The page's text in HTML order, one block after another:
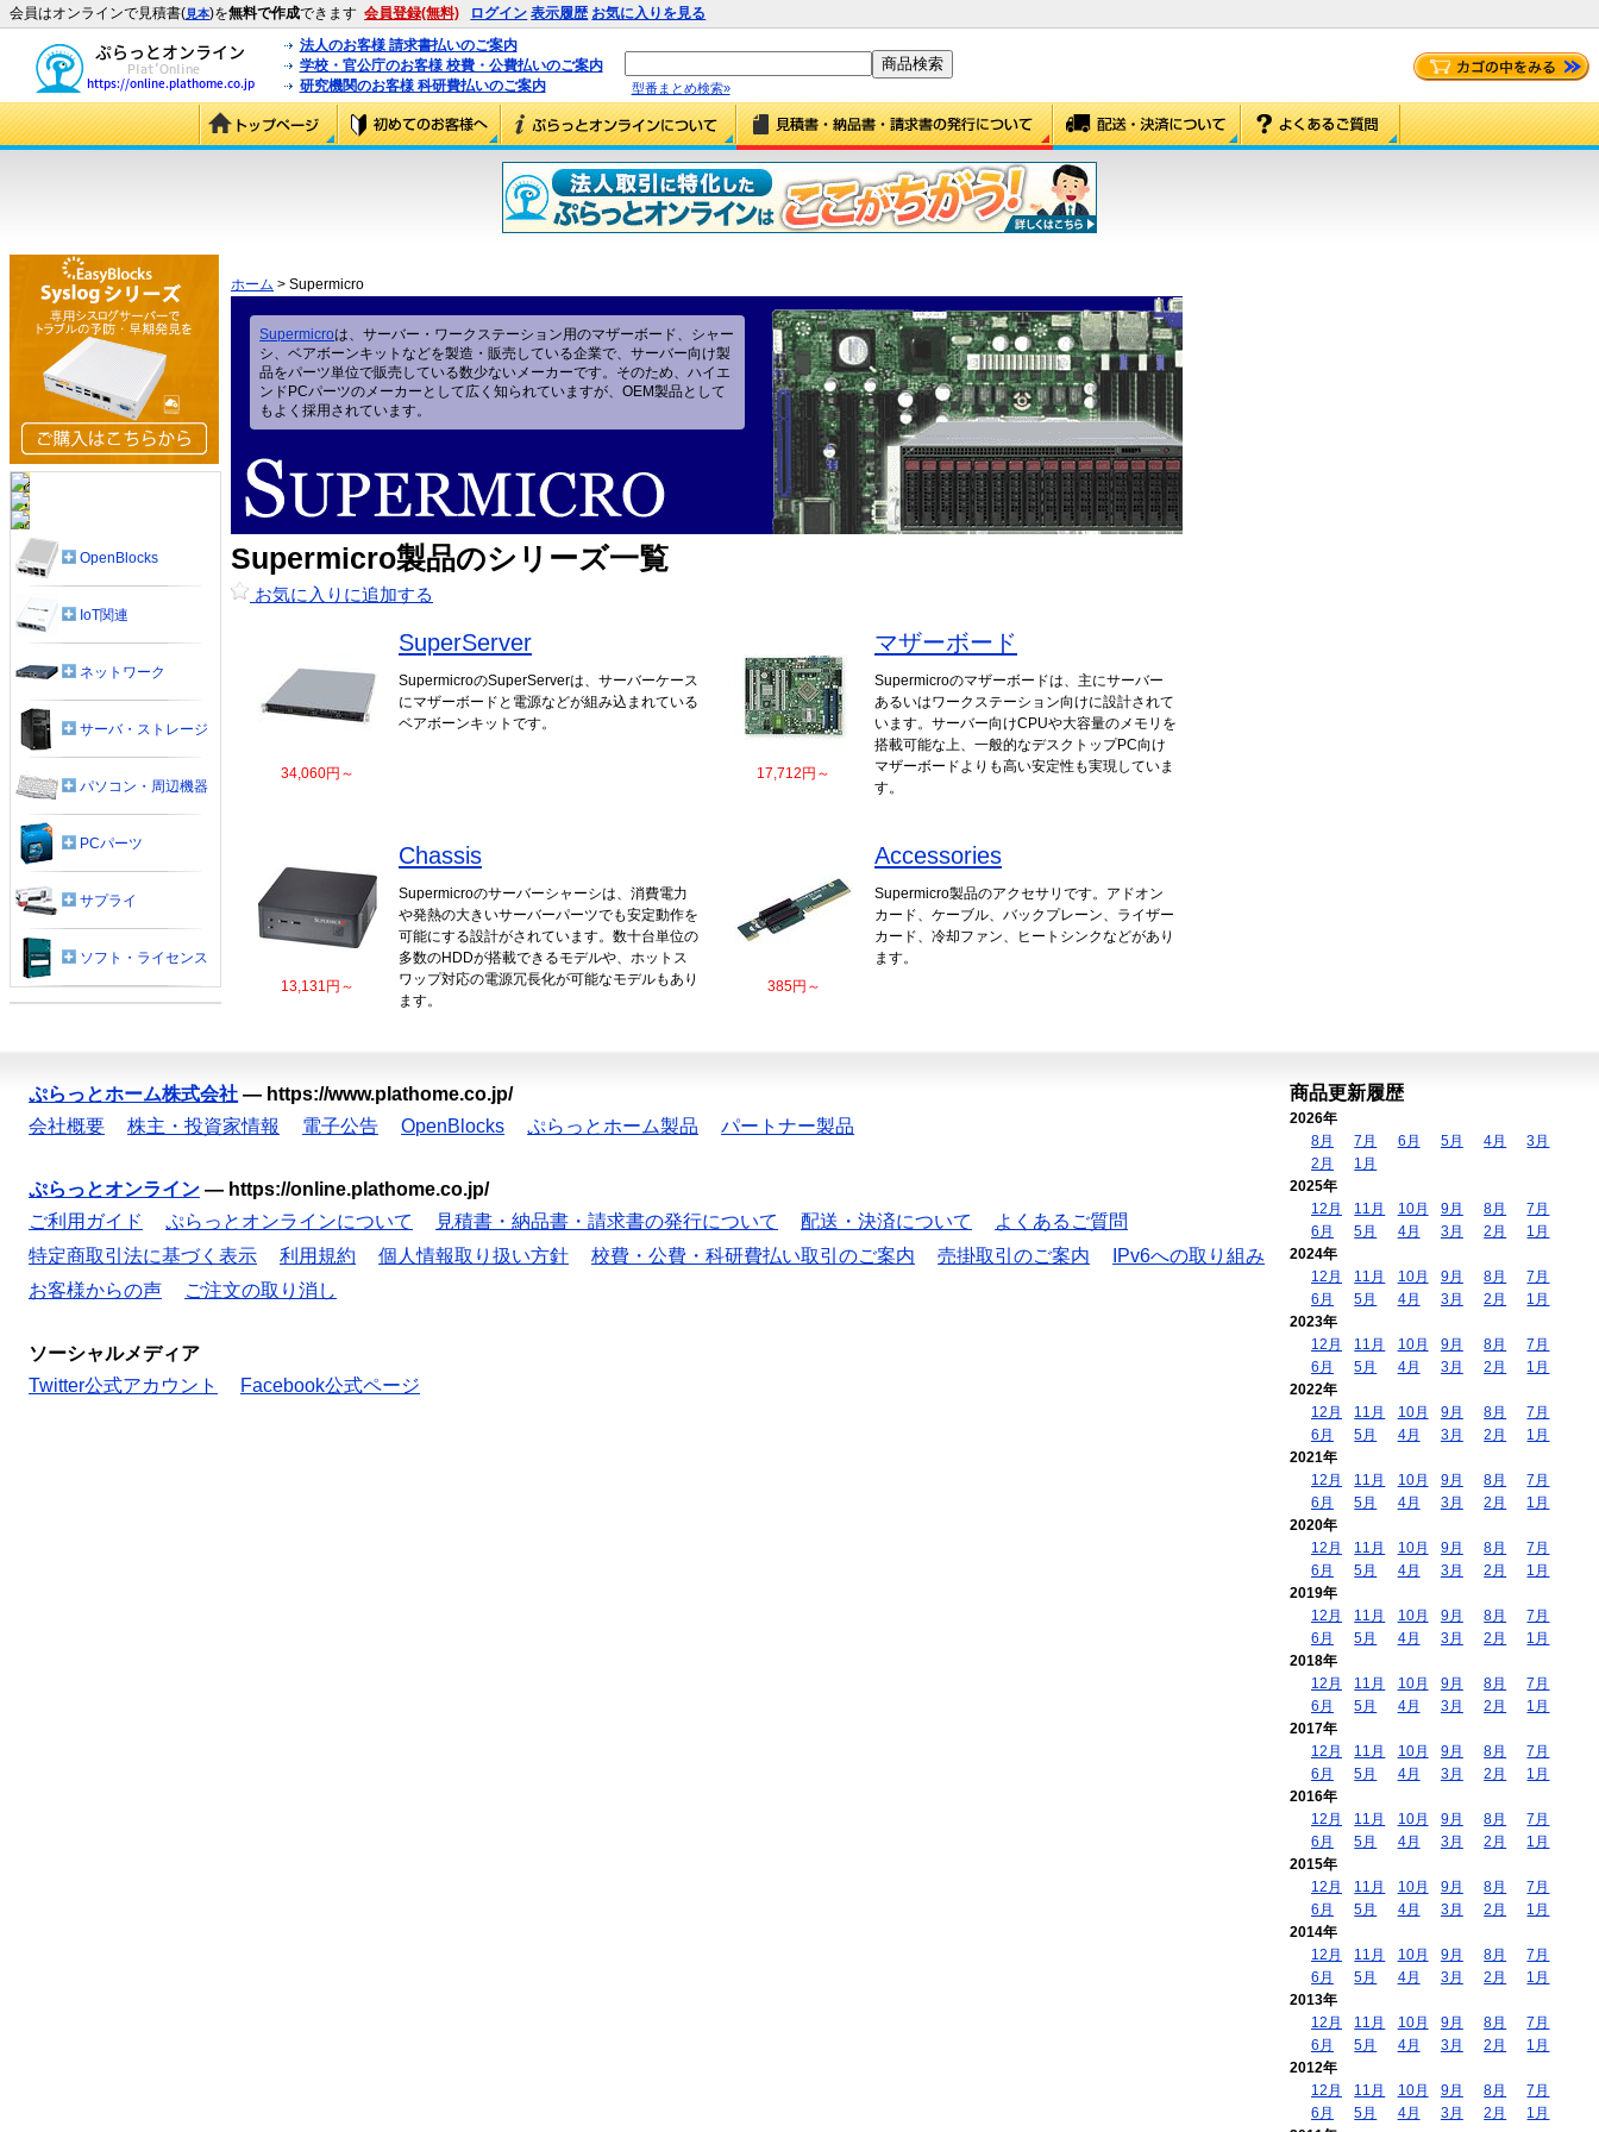
会員はオンラインで見積書(見本)を無料で作成できます 会員登録(無料) ログイン 表示履歴 お気に入りを見る
法人のお客様 請求書払いのご案内
学校・官公庁のお客様 校費・公費払いのご案内
研究機関のお客様 科研費払いのご案内
型番まとめ検索»
ホーム > Supermicro
Supermicroは、サーバー・ワークステーション用のマザーボード、シャー
シ、ベアボーンキットなどを製造・販売している企業で、サーバー向け製
品をパーツ単位で販売している数少ないメーカーです。そのため、ハイエ
ンドPCパーツのメーカーとして広く知られていますが、OEM製品として
もよく採用されています。
Supermicro製品のシリーズ一覧
お気に入りに追加する
34,060円～
SuperServer
SupermicroのSuperServerは、サーバーケース
にマザーボードと電源などが組み込まれている
ベアボーンキットです。
17,712円～
マザーボード
Supermicroのマザーボードは、主にサーバー
あるいはワークステーション向けに設計されて
います。サーバー向けCPUや大容量のメモリを
搭載可能な上、一般的なデスクトップPC向け
マザーボードよりも高い安定性も実現していま
す。
13,131円～
Chassis
Supermicroのサーバーシャーシは、消費電力
や発熱の大きいサーバーパーツでも安定動作を
可能にする設計がされています。数十台単位の
多数のHDDが搭載できるモデルや、ホットス
ワップ対応の電源冗長化が可能なモデルもあり
ます。
385円～
Accessories
Supermicro製品のアクセサリです。アドオン
カード、ケーブル、バックプレーン、ライザー
カード、冷却ファン、ヒートシンクなどがあり
ます。
OpenBlocks
IoT関連
ネットワーク
サーバ・ストレージ
パソコン・周辺機器
PCパーツ
サプライ
ソフト・ライセンス
ぷらっとホーム株式会社 — https://www.plathome.co.jp/
会社概要
株主・投資家情報 電子公告 OpenBlocks ぷらっとホーム製品 パートナー製品
ぷらっとオンライン — https://online.plathome.co.jp/
ご利用ガイド
ぷらっとオンラインについて 見積書・納品書・請求書の発行について 配送・決済について
よくあるご質問
特定商取引法に基づく表示
利用規約 個人情報取り扱い方針 校費・公費・科研費払い取引のご案内 売掛取引のご案内
IPv6への取り組み
お客様からの声
ご注文の取り消し
ソーシャルメディア
Twitter公式アカウント
Facebook公式ページ
商品更新履歴
2026年
8月
7月 6月 5月 4月
3月
2月
1月
2025年
12月
11月 10月 9月 8月
7月
6月
5月 4月 3月 2月
1月
2024年
12月
11月 10月 9月 8月
7月
6月
5月 4月 3月 2月
1月
2023年
12月
11月 10月 9月 8月
7月
6月
5月 4月 3月 2月
1月
2022年
12月
11月 10月 9月 8月
7月
6月
5月 4月 3月 2月
1月
2021年
12月
11月 10月 9月 8月
7月
6月
5月 4月 3月 2月
1月
2020年
12月
11月 10月 9月 8月
7月
6月
5月 4月 3月 2月
1月
2019年
12月
11月 10月 9月 8月
7月
6月
5月 4月 3月 2月
1月
2018年
12月
11月 10月 9月 8月
7月
6月
5月 4月 3月 2月
1月
2017年
12月
11月 10月 9月 8月
7月
6月
5月 4月 3月 2月
1月
2016年
12月
11月 10月 9月 8月
7月
6月
5月 4月 3月 2月
1月
2015年
12月
11月 10月 9月 8月
7月
6月
5月 4月 3月 2月
1月
2014年
12月
11月 10月 9月 8月
7月
6月
5月 4月 3月 2月
1月
2013年
12月
11月 10月 9月 8月
7月
6月
5月 4月 3月 2月
1月
2012年
12月
11月 10月 9月 8月
7月
6月
5月 4月 3月 2月
1月